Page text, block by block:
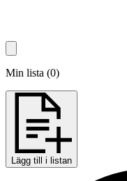
Min lista (0)
Lägg till i listan